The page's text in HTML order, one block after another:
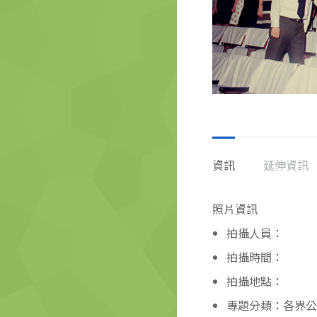
資訊 延伸資訊
照片資訊
拍攝人員：
拍攝時間：
拍攝地點：
專題分類：各界